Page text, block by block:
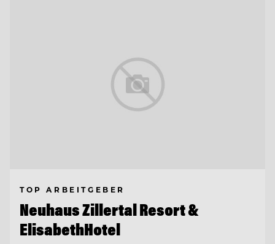
TOP ARBEITGEBER
Neuhaus Zillertal Resort &
ElisabethHotel